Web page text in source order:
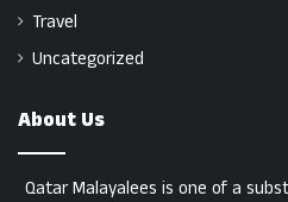
Travel
Uncategorized
About Us
Qatar Malayalees is one of a